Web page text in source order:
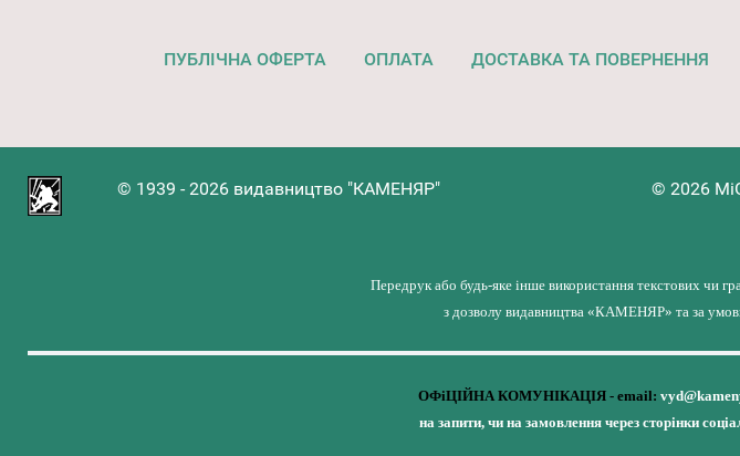
ПУБЛІЧНА ОФЕРТА ОПЛАТА ДОСТАВКА ТА ПОВЕРНЕННЯ
© 1939 - 2026 видавництво "КАМЕНЯР" © 2026
Передрук або будь-яке інше використання текстових чи
з дозволу видавництва «КАМЕНЯР» та за
ОФіЦІЙНА КОМУНІКАЦІЯ - email:
на запити, чи на замовлення через сторінки